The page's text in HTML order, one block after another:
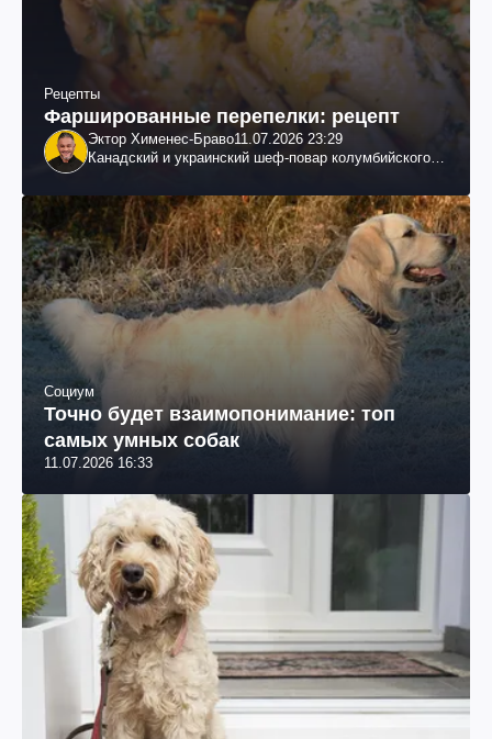
Рецепты
Фаршированные перепелки: рецепт
Эктор Хименес-Браво11.07.2026 23:29
Канадский и украинский шеф-повар колумбийского
Социум
Точно будет взаимопонимание: топ
самых умных собак
11.07.2026 16:33